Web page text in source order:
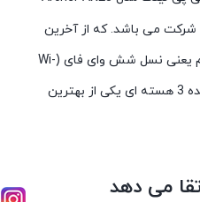
شرکت می باشد. که از آخرین
فناوری روز دنیا در شبکه بی سیم یعنی نسل شش وای فای (Wi-
Fi) بهره می برد و با داشتن پردازنده 3 هسته ای یکی از بهترین